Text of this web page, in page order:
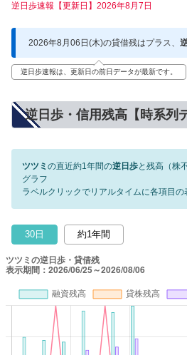
逆日歩速報【更新日】2026年8月7日
2026年8月06日(木)の貸借残はプラス、
逆日歩速報は、更新日の前日データが最新です。
逆日歩・信用残高【時系列
ツツミ の直近約1年間の逆日歩と残高（株
グラフ
ラベルクリックでリアルタイムに各項目
30日 約1年間